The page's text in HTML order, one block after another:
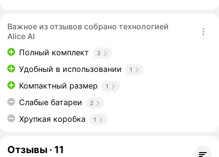
Важное из отзывов собрано технологией
Alice AI
Полный комплект
3
Удобный в использовании 1
Компактный размер 1
Слабые батареи 2
Хрупкая коробка 1
Отзывы · 11